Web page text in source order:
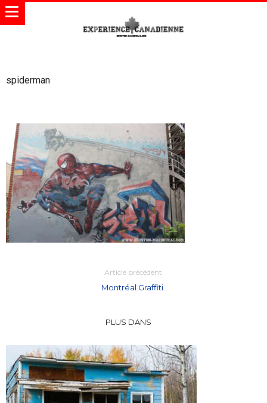
spiderman
Article précédent
Montréal Graffiti.
PLUS DANS